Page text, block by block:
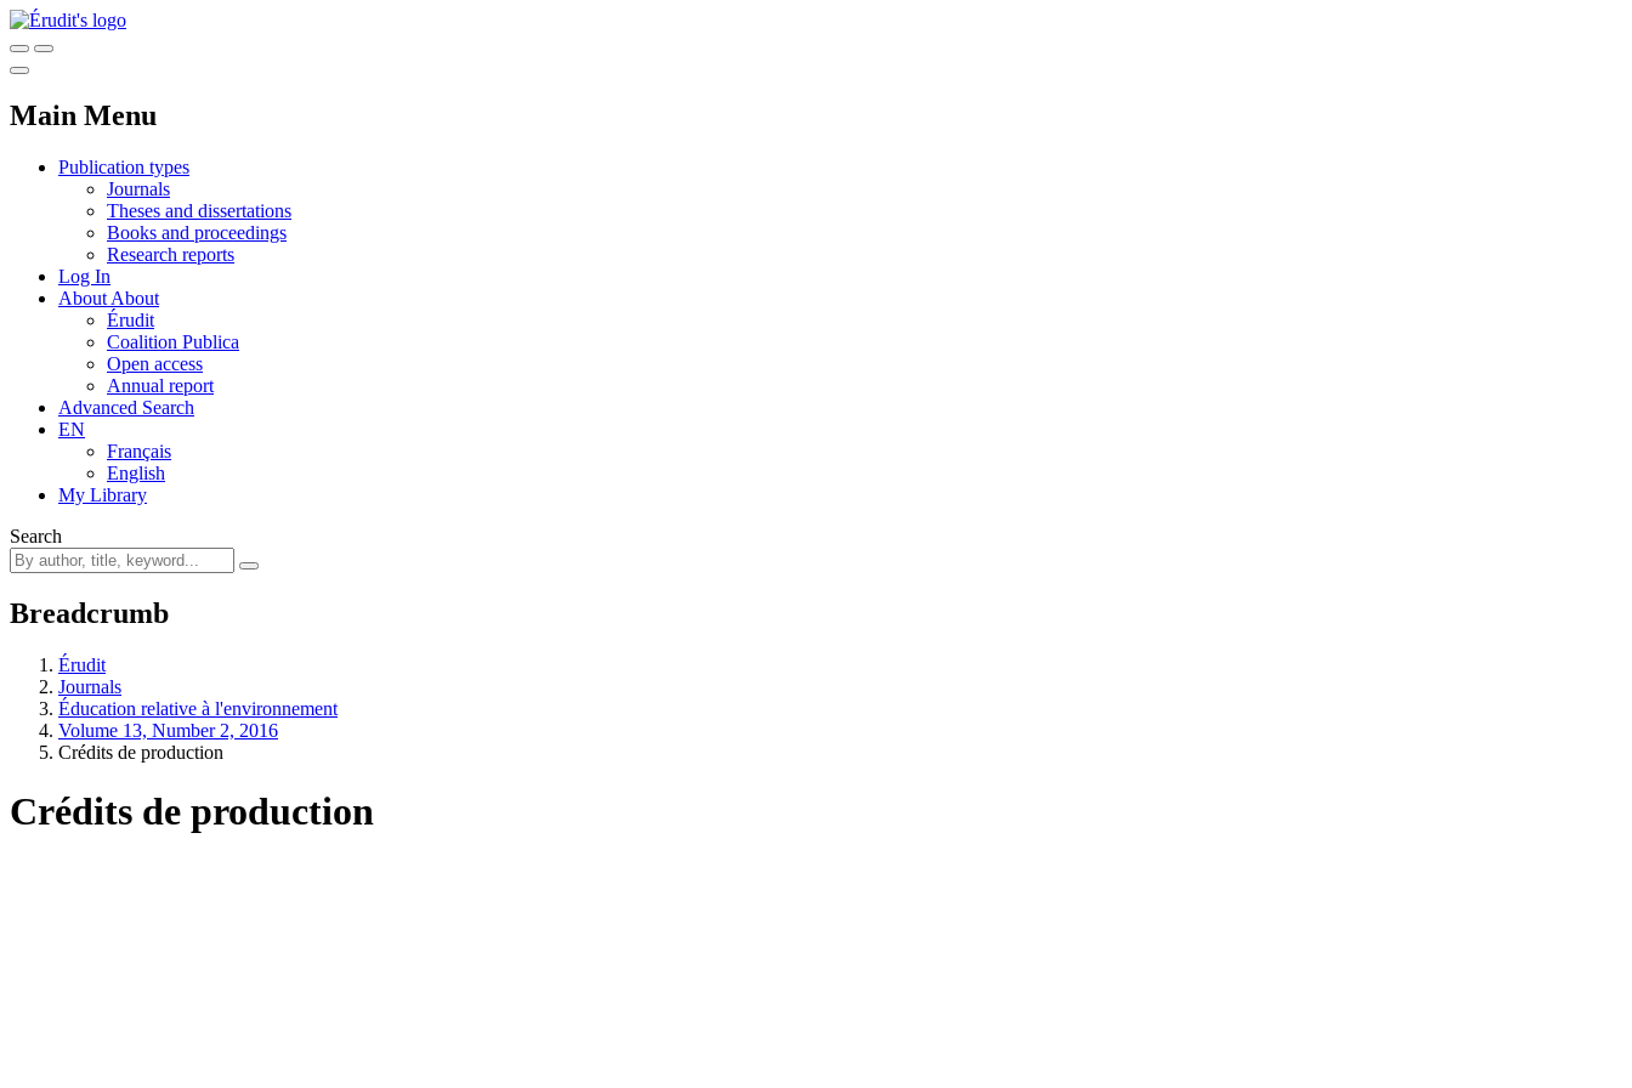
Main Menu
Publication types
Journals
Theses and dissertations
Books and proceedings
Research reports
Log In
About About
Érudit
Coalition Publica
Open access
Annual report
Advanced Search
EN
Français
English
My Library
Search
Breadcrumb
Érudit
Journals
Éducation relative à l'environnement
Volume 13, Number 2, 2016
Crédits de production
Crédits de production